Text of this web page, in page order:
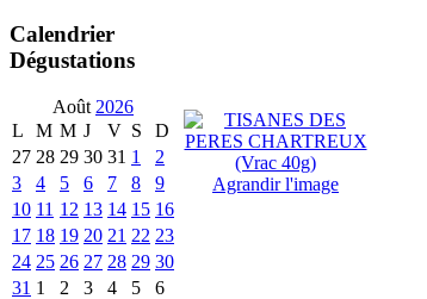
Calendrier
Dégustations
Août 2026
L
M M J V S
D
27 28 29 30 31 1
2
3
4 5 6 7 8
9
10 11 12 13 14 15 16
17 18 19 20 21 22 23
24 25 26 27 28 29 30
31 1 2 3 4 5 6
Agrandir l'image